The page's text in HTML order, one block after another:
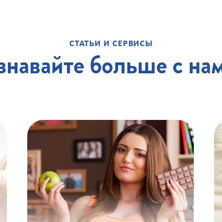
СТАТЬИ И СЕРВИСЫ
больше с